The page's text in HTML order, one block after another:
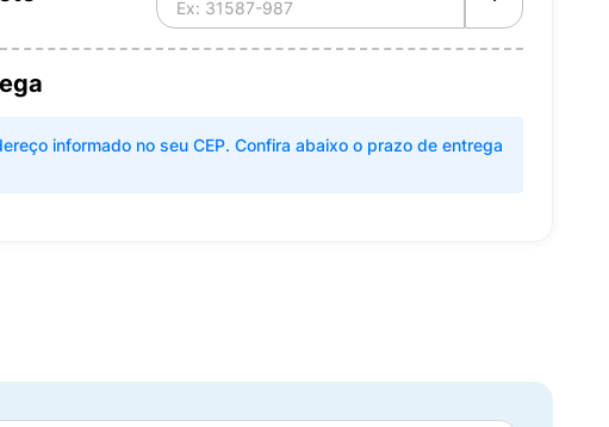
informado no seu CEP. Confira abaixo o prazo de entrega